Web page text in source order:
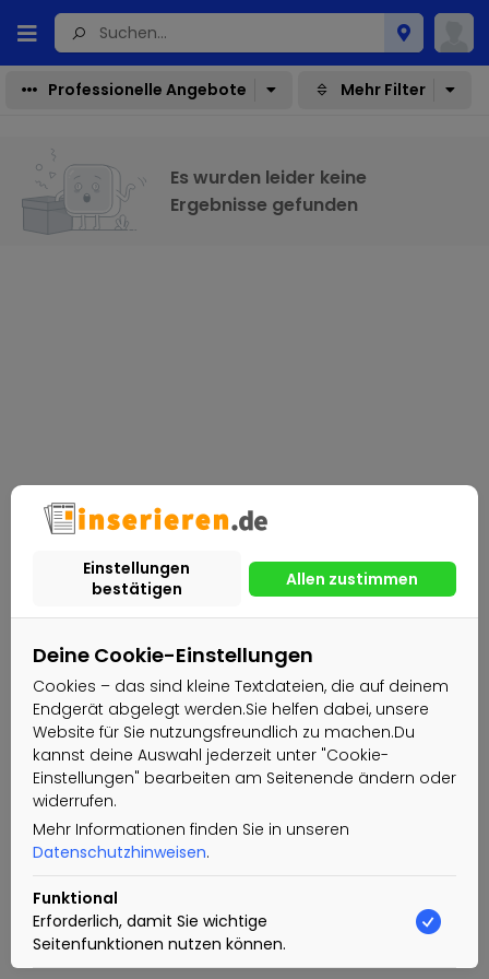
Deine Cookie-Einstellungen
Cookies – das sind kleine Textdateien, die auf deinem
Endgerät abgelegt werden.Sie helfen dabei, unsere
Website für Sie nutzungsfreundlich zu machen.Du
kannst deine Auswahl jederzeit unter "Cookie-
Einstellungen" bearbeiten am Seitenende ändern oder
widerrufen.
Mehr Informationen finden Sie in unseren
Datenschutzhinweisen.
Funktional
Erforderlich, damit Sie wichtige
Seitenfunktionen nutzen können.
Professionelle Angebote Mehr Filter
Es wurden leider keine
Ergebnisse gefunden